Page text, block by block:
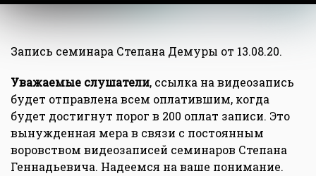
Запись семинара Степана Демуры от 13.08.20.
Уважаемые слушатели, ссылка на видеозапись
будет отправлена всем оплатившим, когда
будет достигнут порог в 200 оплат записи. Это
вынужденная мера в связи с постоянным
воровством видеозаписей семинаров Степана
Геннадьевича. Надеемся на ваше понимание.